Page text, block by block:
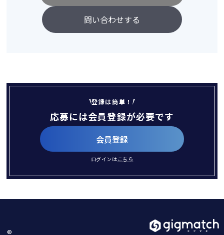
問い合わせする
登録は簡単！
応募には会員登録が必要です
会員登録
ログインは こちら